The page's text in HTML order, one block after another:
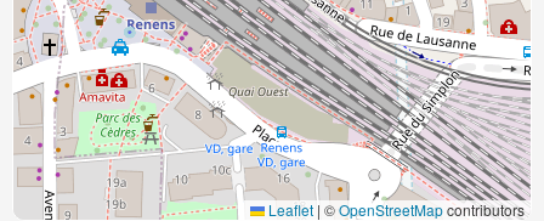
Leaflet | ©OpenStreetMapcontributors